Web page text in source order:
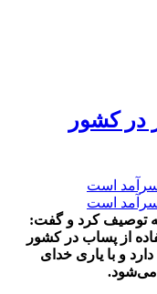
کشور
توصیف کرد و گفت:
از پساب در کشور
و با یاری خدای
می‌شود.